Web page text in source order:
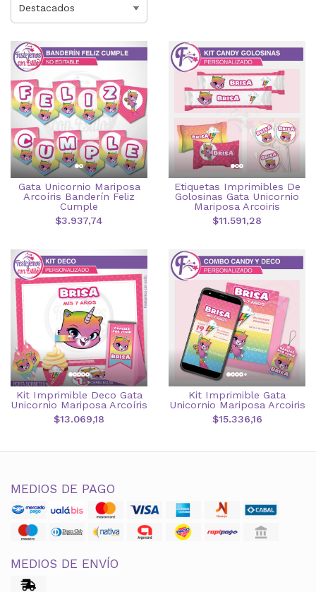
Gata Unicornio Mariposa
Arcoíris Banderín Feliz
Cumple
$3.937,74
Etiquetas Imprimibles De
Golosinas Gata Unicornio
Mariposa Arcoiris
$11.591,28
Kit Imprimible Deco Gata
Unicornio Mariposa Arcoíris
$13.069,18
Kit Imprimible Gata
Unicornio Mariposa Arcoiris
$15.336,16
MEDIOS DE PAGO
MEDIOS DE ENVÍO